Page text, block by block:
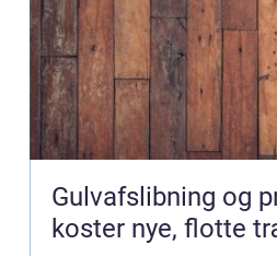
Gulvafslibning og
koster nye, flotte